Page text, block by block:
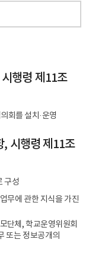
행령 제11조
회를 설치·운영
, 시행령 제11조
구성
무에 관한 지식을 가진
단체, 학교운영위원회
또는 정보공개의